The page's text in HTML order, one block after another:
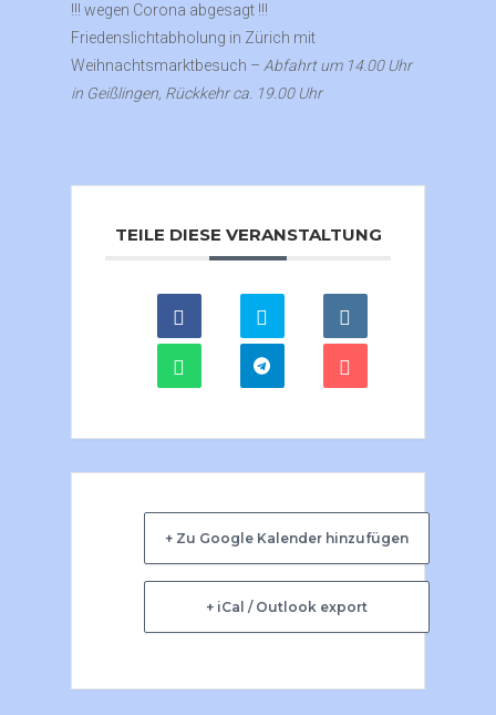
!!! wegen Corona abgesagt !!!
Friedenslichtabholung in Zürich mit
Weihnachtsmarktbesuch – Abfahrt um 14.00 Uhr
in Geißlingen, Rückkehr ca. 19.00 Uhr
TEILE DIESE VERANSTALTUNG
+ Zu Google Kalender hinzufügen
+ iCal / Outlook export